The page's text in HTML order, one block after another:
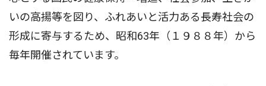
いの高揚等を図り、ふれあいと活力ある長寿社会の
形成に寄与するため、昭和63年（１９８８年）から
毎年開催されています。